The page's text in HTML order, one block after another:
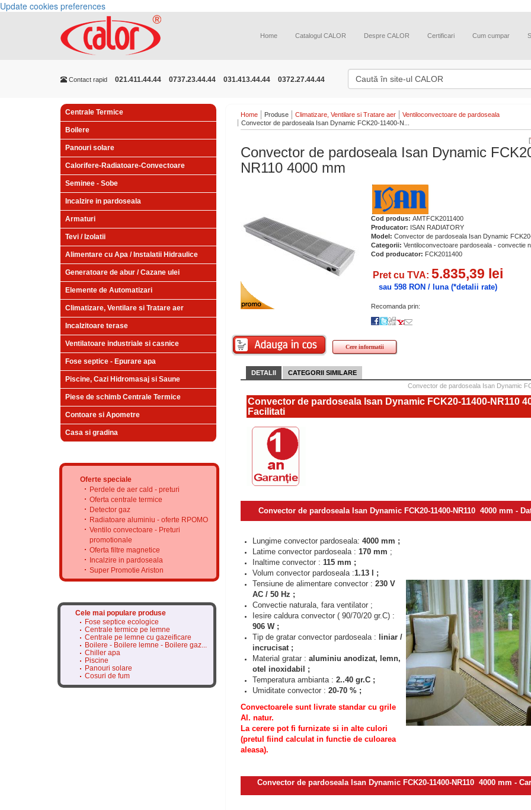
Update cookies preferences
Home Catalogul CALOR Despre CALOR Certificari Cum cumpar
Contact rapid 021.411.44.44 0737.23.44.44 031.413.44.44 0372.27.44.44
Centrale Termice
Boilere
Panouri solare
Calorifere-Radiatoare-Convectoare
Seminee - Sobe
Incalzire in pardoseala
Armaturi
Tevi / Izolatii
Alimentare cu Apa / Instalatii Hidraulice
Generatoare de abur / Cazane ulei
Elemente de Automatizari
Climatizare, Ventilare si Tratare aer
Incalzitoare terase
Ventilatoare industriale si casnice
Fose septice - Epurare apa
Piscine, Cazi Hidromasaj si Saune
Piese de schimb Centrale Termice
Contoare si Apometre
Casa si gradina
Oferte speciale
Perdele de aer cald - preturi
Oferta centrale termice
Detector gaz
Radiatoare aluminiu - oferte RPOMO
Ventilo convectoare - Preturi
promotionale
Oferta filtre magnetice
Incalzire in pardoseala
Super Promotie Ariston
Cele mai populare produse
Fose septice ecologice
Centrale termice pe lemne
Centrale pe lemne cu gazeificare
Boilere - Boilere lemne - Boilere gaz...
Chiller apa
Piscine
Panouri solare
Cosuri de fum
Home Produse Climatizare, Ventilare si Tratare aer
Ventiloconvectoare de pardoseala
Convector de pardoseala Isan Dynamic FCK20-11400-N...
[
Convector de pardoseala Isan Dynamic
NR110 4000 mm
Cod produs: AMTFCK2011400
Producator: ISAN RADIATORY
Model: Convector de pardoseala Isan Dynamic
Categorii: Ventiloconvectoare pardoseala - convectie
Cod producator: FCK2011400
Pret cu TVA: 5.835,39 lei
sau 598 RON / luna (*detalii rate)
Recomanda prin:
Cere informatii
DETALII
CATEGORII SIMILARE
Convector de pardoseala Isan Dynamic
Convector de pardoseala Isan Dynamic FCK20-11400-NR110
Facilitati
Convector de pardoseala Isan Dynamic FCK20-11400-NR110 4000 mm -
Lungime convector pardoseala: 4000 mm ;
Latime convector pardoseala : 170 mm ;
Inaltime convector : 115 mm ;
Volum convector pardoseala :1.13 l ;
Tensiune de alimentare convector : 230 V
AC / 50 Hz ;
Convectie naturala, fara ventilator ;
Iesire caldura convector ( 90/70/20 gr.C) :
906 W ;
Tip de gratar convector pardoseala :
liniar /
incrucisat ;
Material gratar : aluminiu anodizat, lemn,
otel inoxidabil ;
Temperatura ambianta : 2..40 gr.C ;
Umiditate convector : 20-70 % ;
Convectoarele sunt livrate standar cu grile
Al. natur.
La cerere pot fi furnizate si in alte culori
(pretul fiind calculat in functie de culoarea
aleasa).
Convector de pardoseala Isan Dynamic FCK20-11400-NR110 4000 mm -